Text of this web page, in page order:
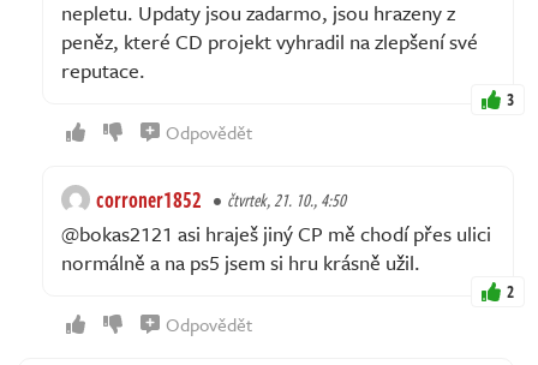
nepletu. Updaty jsou zadarmo, jsou hrazeny z
peněz, které CD projekt vyhradil na zlepšení své
reputace.
3
Odpovědět
corroner1852 čtvrtek, 21. 10., 4:50
@bokas2121 asi hraješ jiný CP mě chodí přes ulici
normálně a na ps5 jsem si hru krásně užil.
2
Odpovědět